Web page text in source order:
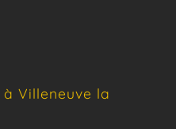
Villeneuve la